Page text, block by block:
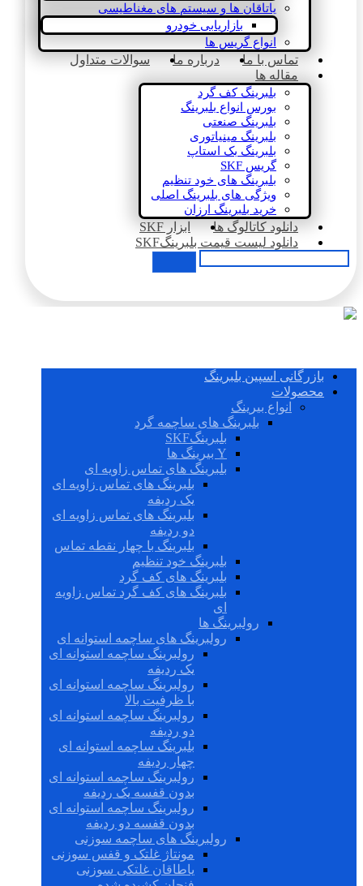
یاتاقان ها و سیستم های مغناطیسی
بازاریابی خودرو
انواع گریس ها
تماس با ما درباره ما
سوالات متداول
مقاله ها
بلبرینگ کف گرد
بورس انواع بلبرینگ
بلبرینگ صنعتی
بلبرینگ مینیاتوری
بلبرینگ بک استاپ
گریس SKF
بلبرینگ های خود تنظیم
ویژگی های بلبرینگ اصلی
خرید بلبرینگ ارزان
دانلود کاتالوگ ها
ابزار SKF
دانلود لیست قیمت بلبرینگSKF
بازرگانی اسپین بلبرینگ
محصولات
انواع بیرینگ
بلبرینگ های ساچمه گرد
بلبرینگSKF
Y بیرینگ ها
بلبرینگ های تماس زاویه ای
بلبرینگ های تماس زاویه ای
یک ردیفه
بلبرینگ های تماس زاویه ای
دو ردیفه
بلبرینگ با چهار نقطه تماس
بلبرینگ خود تنظیم
بلبرینگ های کف گرد
بلبرینگ های کف گرد تماس زاویه
ای
رولبرینگ ها
رولبرینگ های ساچمه استوانه ای
رولبرینگ ساچمه استوانه ای
یک ردیفه
رولبرینگ ساچمه استوانه ای
با ظرفیت بالا
رولبرینگ ساچمه استوانه ای
دو ردیفه
بلبرینگ ساچمه استوانه ای
چهار ردیفه
رولبرینگ ساچمه استوانه ای
بدون قفسه یک ردیفه
رولبرینگ ساچمه استوانه ای
بدون قفسه دو ردیفه
رولبرینگ های ساچمه سوزنی
مونتاژ غلتک و قفس سوزنی
یاطاقان غلتکی سوزنی